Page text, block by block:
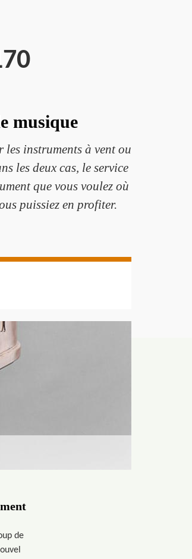
musique
instruments à vent ou
les deux cas, le service
que vous voulez où
puissiez en profiter.
de